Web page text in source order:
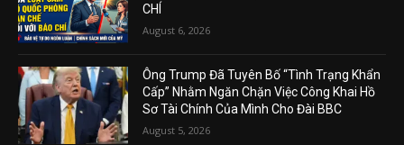
CHÍ
August 6, 2026
Ông Trump Đã Tuyên Bố “Tình Trạng Khẩn
Cấp” Nhằm Ngăn Chặn Việc Công Khai Hồ
Sơ Tài Chính Của Mình Cho Đài BBC
August 5, 2026